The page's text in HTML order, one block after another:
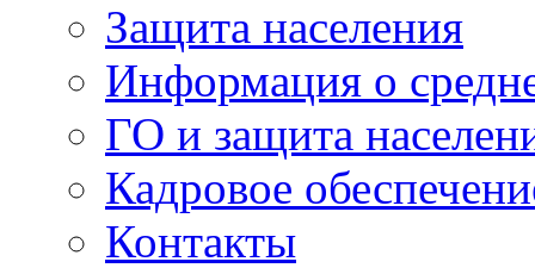
Защита населения
Информация о
ГО и защита
Кадровое
Контакты